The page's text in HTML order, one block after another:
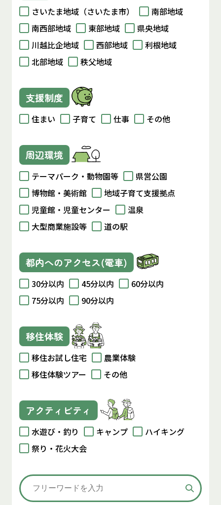
さいたま地域（さいたま市）
南部地域
南西部地域
東部地域
県央地域
川越比企地域
西部地域
利根地域
北部地域
秩父地域
支援制度
住まい 子育て 仕事 その他
周辺環境
テーマパーク・動物園等
県営公園
博物館・美術館
地域子育て支援拠点
児童館・児童センター
温泉
大型商業施設等
道の駅
都内へのアクセス(電車)
30分以内 45分以内
60分以内
75分以内
90分以内
移住体験
移住お試し住宅
農業体験
移住体験ツアー
その他
アクティビティ
水遊び・釣り キャンプ
ハイキング
祭り・花火大会